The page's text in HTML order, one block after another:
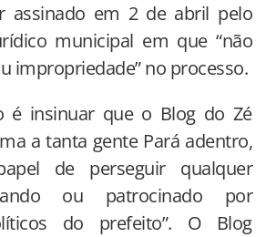
assinado em 2 de abril pelo
municipal em que “não
impropriedade” no processo.
é insinuar que o Blog do Zé
a tanta gente Pará adentro,
de perseguir qualquer
ou patrocinado por
do prefeito”. O Blog